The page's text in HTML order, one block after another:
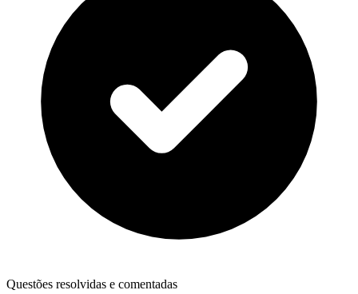
Questões resolvidas e comentadas